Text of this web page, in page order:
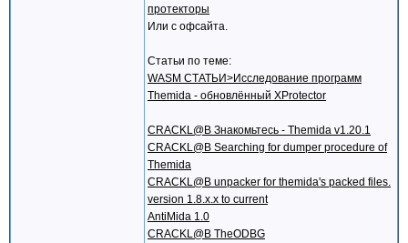
протекторы
Или с офсайта.
Статьи по теме:
WASM СТАТЬИ>Исследование программ
Themida - обновлённый XProtector
CRACKL@B Знакомьтесь - Themida v1.20.1
CRACKL@B Searching for dumper procedure of
Themida
CRACKL@B unpacker for themida's packed files.
version 1.8.x.x to current
AntiMida 1.0
CRACKL@B TheODBG